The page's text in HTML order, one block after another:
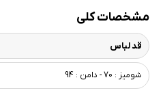
مشخصات کلی
قد لباس
شومیز : 70 - دامن : 94